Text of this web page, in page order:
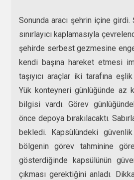
Sonunda aracı şehrin içine girdi.
sınırlayıcı kaplamasıyla
şehirde serbest gezmesine
kendi başına hareket etmesi
taşıyıcı araçlar iki tarafına
Yük konteyneri günlüğünde az
bilgisi vardı. Görev
önce depoya bırakılacaktı.
bekledi. Kapsülündeki güvenlik
bölgenin görev tahminine
gösterdiğinde kapsülünün
çıkması gerektiğini anladı.